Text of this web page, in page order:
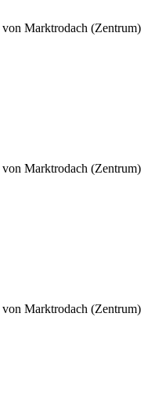
von Marktrodach (Zentrum)
von Marktrodach (Zentrum)
von Marktrodach (Zentrum)